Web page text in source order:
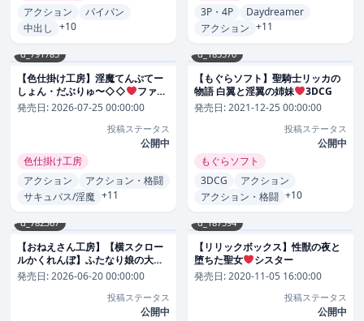
アクション
パイパン
中出し +10
3P・4P
Daydreamer
アクション +11
d_791785
【色仕掛け工房】淫魔てんぷてー
しょん・だぶりゅ〜◇◇
ファン
タジー
発売日:2026-07-25 00:00:00
投稿ステータス
公開中
色仕掛け工房
アクション
アクション・格闘
サキュバス/淫魔 +11
d_185570
【もぐらソフト】聖騎士リッカの
物語 白翼と淫翼の姉妹
3DCG
発売日:2021-12-25 00:00:00
投稿ステータス
公開中
もぐらソフト
3DCG
アクション
アクション・格闘 +10
d_782367
【おねえさん工房】【横スクロー
ルかくれんぼ】ふたなり娘の大麦
ムチコはみんなとなかよくしたい
動画・アニメーション
発売日:2026-06-20 00:00:00
投稿ステータス
公開中
d_187594
【リリックボックス】性獣の夜と
堕ちた聖女
シスター
発売日:2020-11-05 16:00:00
投稿ステータス
公開中